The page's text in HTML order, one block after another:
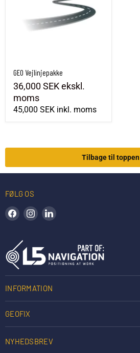
GEO Vejlinjepakke
36,000 SEKekskl.
moms
45,000 SEK inkl. moms
Tilbage til toppen
FØLG OS
Find os på Facebook
Find os på Instagram
INFORMATION
GEOFIX
NYHEDSBREV